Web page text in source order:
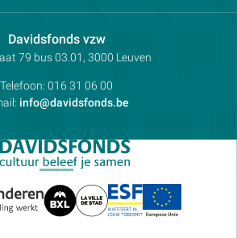
Davidsfonds vzwContactpersoon:
79 bus 03.01, 3000 Leuven
Telefoon: 016 31 06 00
info@davidsfonds.be